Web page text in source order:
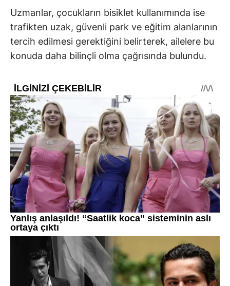
Uzmanlar, çocukların bisiklet kullanımında ise
trafikten uzak, güvenli park ve eğitim alanlarının
tercih edilmesi gerektiğini belirterek, ailelere bu
konuda daha bilinçli olma çağrısında bulundu.